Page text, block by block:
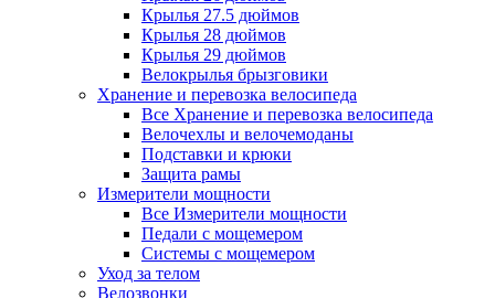
Крылья 27.5 дюймов
Крылья 28 дюймов
Крылья 29 дюймов
Велокрылья брызговики
Хранение и перевозка велосипеда
Все Хранение и перевозка велосипеда
Велочехлы и велочемоданы
Подставки и крюки
Защита рамы
Измерители мощности
Все Измерители мощности
Педали с мощемером
Системы с мощемером
Уход за телом
Велозвонки